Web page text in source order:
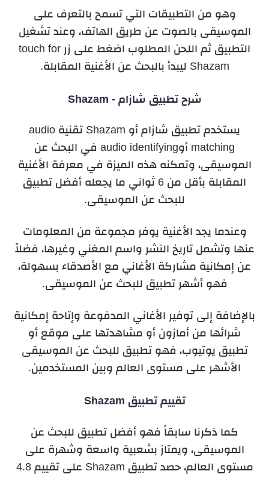
وهو من التطبيقات التي تسمح بالتعرف على
الموسيقى بالصوت عن طريق الهاتف، وعند تشغيل
التطبيق ثم اللحن المطلوب اضغط على زر touch for
Shazam ليبدأ بالبحث عن الأغنية المقابلة.
شرح تطبيق شازام - Shazam
يستخدم تطبيق شازام أو Shazam تقنية audio
matching أوaudio identifying في البحث عن
الموسيقى، وتمكنه هذه الميزة في معرفة الأغنية
المقابلة بأقل من 6 ثواني ما يجعله أفضل تطبيق
للبحث عن الموسيقى.
وعندما يجد الأغنية يوفر مجموعة من المعلومات
عنها وتشمل تاريخ النشر واسم المغني وغيرها، فضلاً
عن إمكانية مشاركة الأغاني مع الأصدقاء بسهولة،
فهو أشهر تطبيق للبحث عن الموسيقى.
بالإضافة إلى توفير الأغاني المدفوعة وإتاحة إمكانية
شرائها من أمازون أو مشاهدتها على موقع أو
تطبيق يوتيوب، فهو تطبيق للبحث عن الموسيقى
الأشهر على مستوى العالم وبين المستخدمين.
تقييم تطبيق Shazam
كما ذكرنا سابقاً فهو أفضل تطبيق للبحث عن
الموسيقى، ويمتاز بشعبية واسعة وشهرة على
مستوى العالم، حصد تطبيق Shazam على تقييم 4.8